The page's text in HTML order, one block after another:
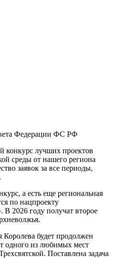
Федерации ФС РФ
конкурс лучших проектов
среды от нашего региона
заявок за все периоды,
а есть еще региональная
по нацпроекту
В 2026 году получат второе
будет продолжен
одного из любимых мест
Поставлена задача